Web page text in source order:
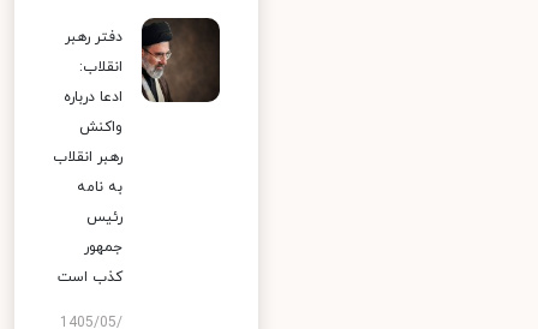
دفتر رهبر
انقلاب:
ادعا درباره
واکنش
رهبر انقلاب
به نامه
رئیس
جمهور
کذب است
1405/05/